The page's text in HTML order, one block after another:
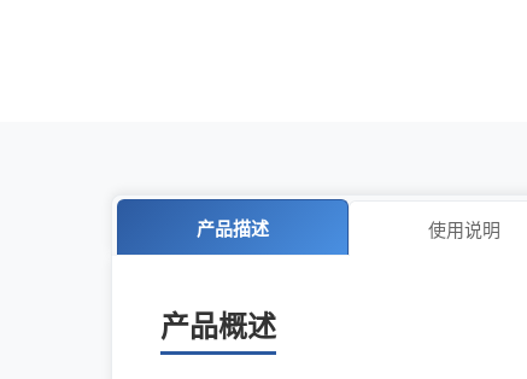
产品描述 使用说明
产品概述